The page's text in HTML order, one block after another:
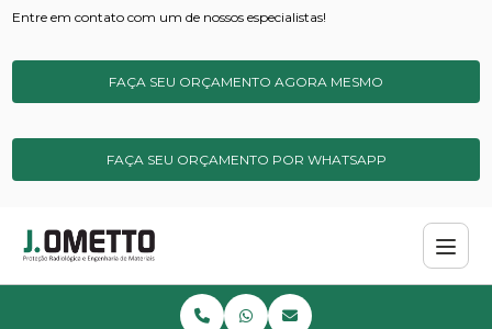
Entre em contato com um de nossos especialistas!
FAÇA SEU ORÇAMENTO AGORA MESMO
FAÇA SEU ORÇAMENTO POR WHATSAPP